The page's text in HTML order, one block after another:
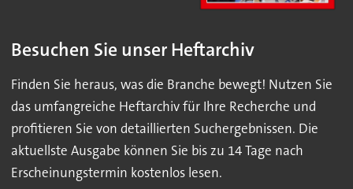
Besuchen Sie unser Heftarchiv
Finden Sie heraus, was die Branche bewegt! Nutzen Sie
das umfangreiche Heftarchiv für Ihre Recherche und
profitieren Sie von detaillierten Suchergebnissen. Die
aktuellste Ausgabe können Sie bis zu 14 Tage nach
Erscheinungstermin kostenlos lesen.